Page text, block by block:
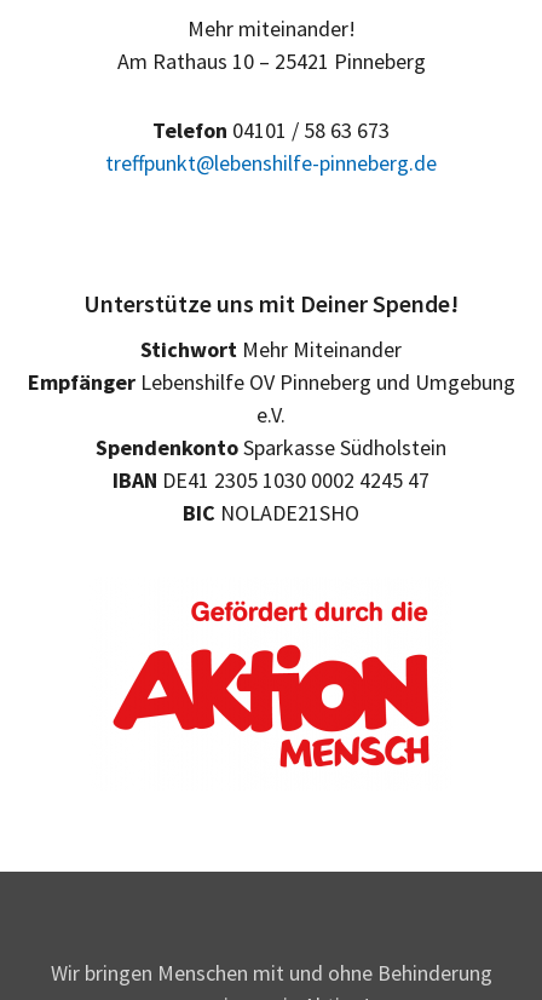
Mehr miteinander!
Am Rathaus 10 – 25421 Pinneberg
Telefon 04101 / 58 63 673
treffpunkt@lebenshilfe-pinneberg.de
Unterstütze uns mit Deiner Spende!
Stichwort Mehr Miteinander
EmpfängerLebenshilfe OV Pinneberg und Umgebung
e.V.
SpendenkontoSparkasse Südholstein
IBAN DE41 2305 1030 0002 4245 47
BIC NOLADE21SHO
Wir bringen Menschen mit und ohne Behinderung